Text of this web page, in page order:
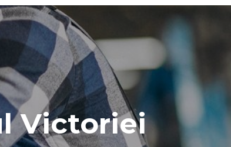
Victoriei